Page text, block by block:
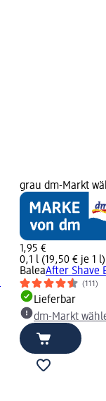
grau dm-Markt
1,95 €
0,1 l (19,50 € je 1 l)
BaleaAfter Shave
(111)
Lieferbar
dm-Markt